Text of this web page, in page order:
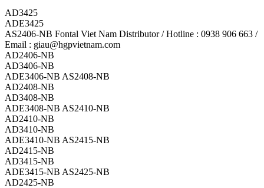
AD3425
ADE3425
AS2406-NB Fontal Viet Nam Distributor / Hotline : 0938 906 663 /
Email : giau@hgpvietnam.com
AD2406-NB
AD3406-NB
ADE3406-NB AS2408-NB
AD2408-NB
AD3408-NB
ADE3408-NB AS2410-NB
AD2410-NB
AD3410-NB
ADE3410-NB AS2415-NB
AD2415-NB
AD3415-NB
ADE3415-NB AS2425-NB
AD2425-NB